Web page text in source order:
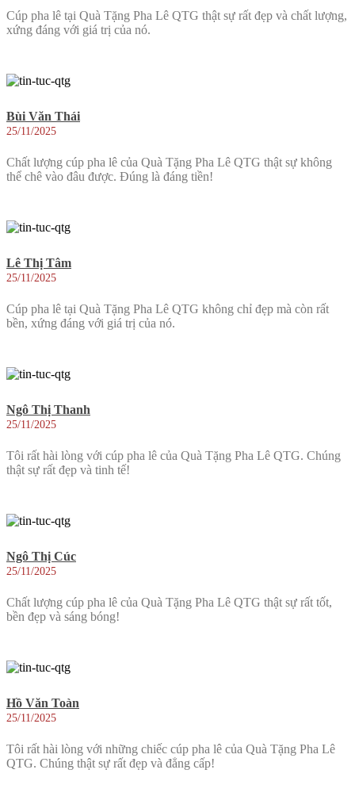
Cúp pha lê tại Quà Tặng Pha Lê QTG thật sự rất đẹp và chất lượng,
xứng đáng với giá trị của nó.
Bùi Văn Thái
25/11/2025
Chất lượng cúp pha lê của Quà Tặng Pha Lê QTG thật sự không
thể chê vào đâu được. Đúng là đáng tiền!
Lê Thị Tâm
25/11/2025
Cúp pha lê tại Quà Tặng Pha Lê QTG không chỉ đẹp mà còn rất
bền, xứng đáng với giá trị của nó.
Ngô Thị Thanh
25/11/2025
Tôi rất hài lòng với cúp pha lê của Quà Tặng Pha Lê QTG. Chúng
thật sự rất đẹp và tinh tế!
Ngô Thị Cúc
25/11/2025
Chất lượng cúp pha lê của Quà Tặng Pha Lê QTG thật sự rất tốt,
bền đẹp và sáng bóng!
Hồ Văn Toàn
25/11/2025
Tôi rất hài lòng với những chiếc cúp pha lê của Quà Tặng Pha Lê
QTG. Chúng thật sự rất đẹp và đẳng cấp!